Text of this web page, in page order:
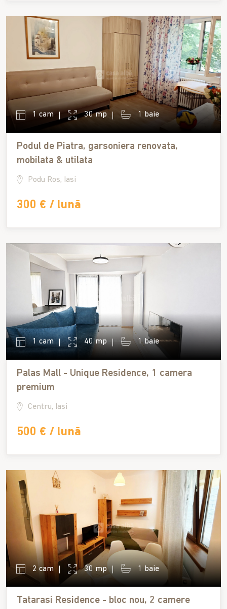
1 cam 30 mp 1 baie
Podul de Piatra, garsoniera renovata,
mobilata & utilata
Podu Ros, Iasi
300 € / lună
1 cam 40 mp 1 baie
Palas Mall - Unique Residence, 1 camera
premium
Centru, Iasi
500 € / lună
2 cam 30 mp 1 baie
Tatarasi Residence - bloc nou, 2 camere